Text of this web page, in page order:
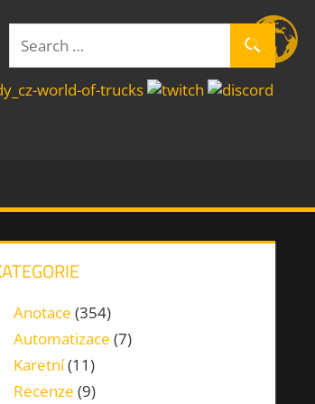
Search
Anotace (354)
Automatizace (7)
Karetní(11)
Recenze (9)